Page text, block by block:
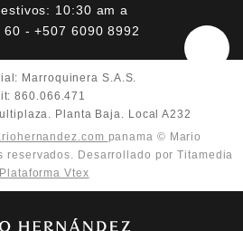
10:30 am a
- +507 6090 8992
Marroquinera S.A.S.
860.066.471
Planta Baja. Local A232
panama © Mario
reservados. Desarrollado por Titamedia
Plataforma Vtex